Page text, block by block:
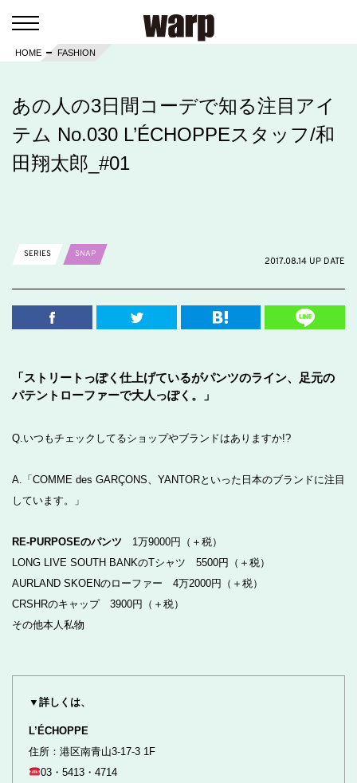
HOME FASHION
あの人の3日間コーデで知る注目アイ
テム No.030 L’ÉCHOPPEスタッフ/和
田翔太郎_#01
SERIES
SNAP
2017.08.14 UP DATE
「ストリートっぽく仕上げているがパンツのライン、足元の
パテントローファーで大人っぽく。」
Q.いつもチェックしてるショップやブランドはありますか!?
A.「COMME des GARÇONS、YANTORといった日本のブランドに注目
しています。」
RE-PURPOSEのパンツ 1万9000円（＋税）
LONG LIVE SOUTH BANKのTシャツ 5500円（＋税）
AURLAND SKOENのローファー 4万2000円（＋税）
CRSHRのキャップ 3900円（＋税）
その他本人私物
▼詳しくは、
L’ÉCHOPPE
住所：港区南青山3-17-3 1F
03・5413・4714